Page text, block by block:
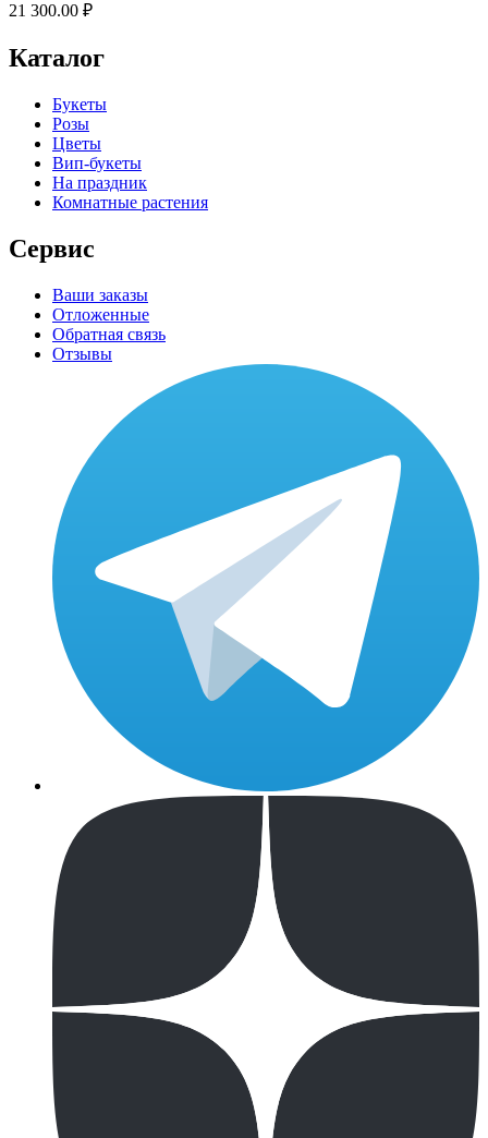
21 300.00 ₽
Каталог
Букеты
Розы
Цветы
Вип-букеты
На праздник
Комнатные растения
Сервис
Ваши заказы
Отложенные
Обратная связь
Отзывы